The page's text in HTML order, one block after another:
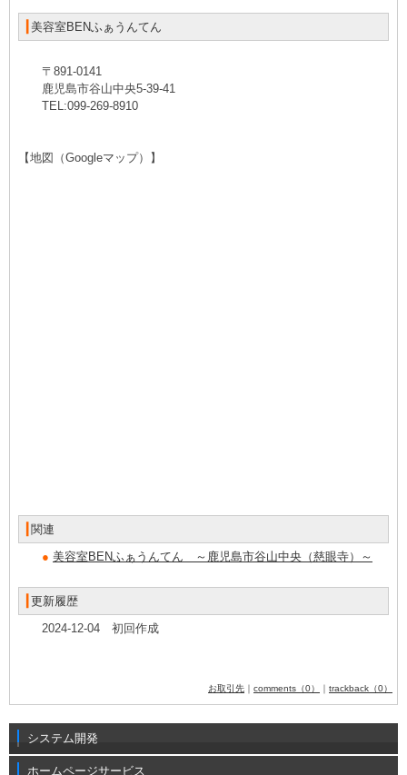
美容室BENふぁうんてん
〒891-0141
鹿児島市谷山中央5-39-41
TEL:099-269-8910
【地図（Googleマップ）】
関連
● 美容室BENふぁうんてん ～鹿児島市谷山中央（慈眼寺）～​​
更新履歴
​ 2024-12-04 初回作成
お取引先 ｜ comments（0） ｜ trackback（0）
システム開発
ホームページサービス